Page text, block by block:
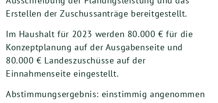
Erstellen der Zuschussanträge bereitgestellt.
Im Haushalt für 2023 werden 80.000 € für die
Konzeptplanung auf der Ausgabenseite und
80.000 € Landeszuschüsse auf der
Einnahmenseite eingestellt.
Abstimmungsergebnis: einstimmig angenommen